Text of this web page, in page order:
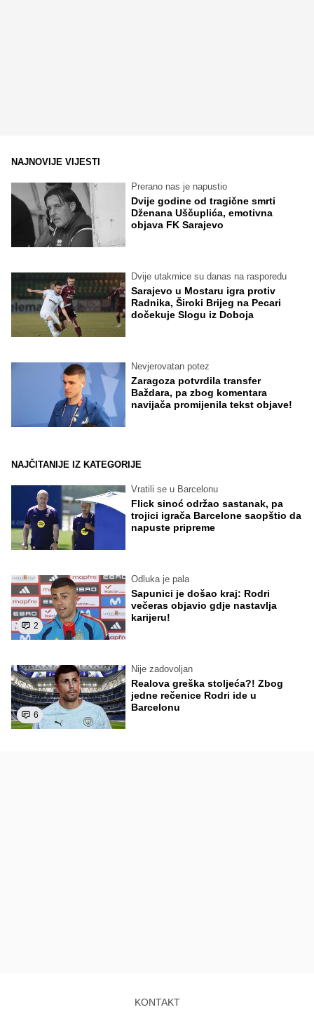
NAJNOVIJE VIJESTI
Prerano nas je napustio
Dvije godine od tragične smrti
Dženana Uščuplića, emotivna
objava FK Sarajevo
Dvije utakmice su danas na rasporedu
Sarajevo u Mostaru igra protiv
Radnika, Široki Brijeg na Pecari
dočekuje Slogu iz Doboja
Nevjerovatan potez
Zaragoza potvrdila transfer
Baždara, pa zbog komentara
navijača promijenila tekst objave!
NAJČITANIJE IZ KATEGORIJE
Vratili se u Barcelonu
Flick sinoć održao sastanak, pa
trojici igrača Barcelone saopštio da
napuste pripreme
2
Odluka je pala
Sapunici je došao kraj: Rodri
večeras objavio gdje nastavlja
karijeru!
6
Nije zadovoljan
Realova greška stoljeća?! Zbog
jedne rečenice Rodri ide u
Barcelonu
KONTAKT